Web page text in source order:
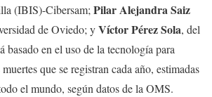
(IBIS)-Cibersam;Pilar Alejandra Saiz
de Oviedo; yVíctor Pérez Sola, del
basado en el uso de la tecnología para
que se registran cada año, estimadas
el mundo, según datos de la OMS.